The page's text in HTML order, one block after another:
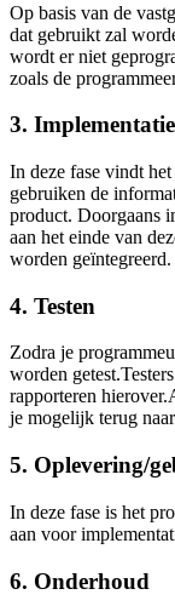
Op basis van de
dat gebruikt zal
wordt er niet
zoals de
3. Implementatie
In deze fase vindt
gebruiken de
product. Doorgaans
aan het einde van
worden geïntegreerd.
4. Testen
Zodra je
worden
rapporteren
je mogelijk terug
5. Oplevering/
In deze fase is het
aan voor
6. Onderhoud